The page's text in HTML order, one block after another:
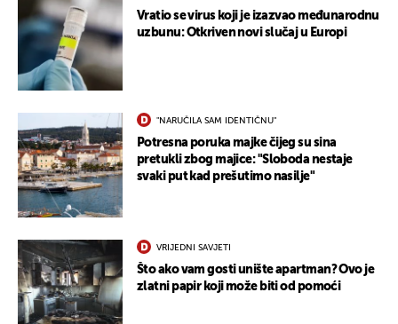
Vratio se virus koji je izazvao međunarodnu
uzbunu: Otkriven novi slučaj u Europi
"NARUČILA SAM IDENTIČNU"
Potresna poruka majke čijeg su sina
pretukli zbog majice: "Sloboda nestaje
svaki put kad prešutimo nasilje"
VRIJEDNI SAVJETI
Što ako vam gosti unište apartman? Ovo je
zlatni papir koji može biti od pomoći